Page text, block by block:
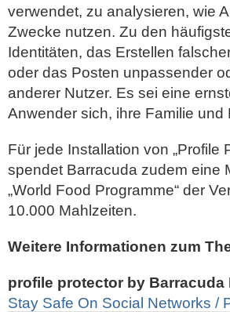
verwendet, zu analysieren, wie
Zwecke nutzen. Zu den
Identitäten, das Erstellen
oder das Posten unpassender
anderer Nutzer. Es sei eine
Anwender sich, ihre Familie
Für jede Installation von „Profile
spendet Barracuda zudem eine
„World Food Programme“ der
10.000 Mahlzeiten.
Weitere Informationen zum
profile protector by Barracuda
Stay Safe On Social Networks /